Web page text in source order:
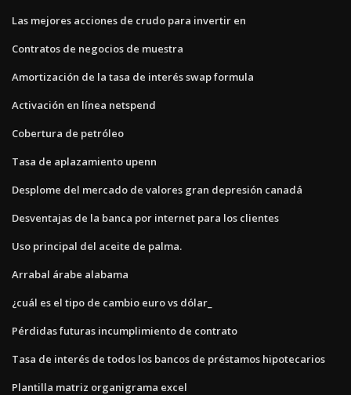
Las mejores acciones de crudo para invertir en
Contratos de negocios de muestra
Amortización de la tasa de interés swap formula
Activación en línea netspend
Cobertura de petróleo
Tasa de aplazamiento upenn
Desplome del mercado de valores gran depresión canadá
Desventajas de la banca por internet para los clientes
Uso principal del aceite de palma.
Arrabal árabe alabama
¿cuál es el tipo de cambio euro vs dólar_
Pérdidas futuras incumplimiento de contrato
Tasa de interés de todos los bancos de préstamos hipotecarios
Plantilla matriz organigrama excel